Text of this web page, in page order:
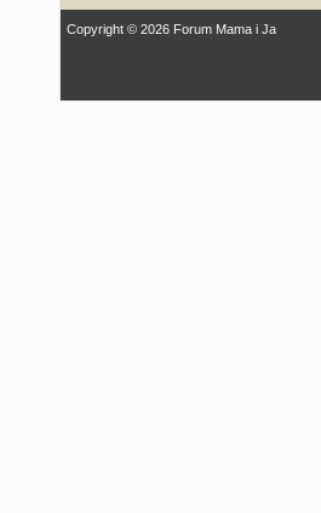
Copyright © 2026 Forum Mama i Ja